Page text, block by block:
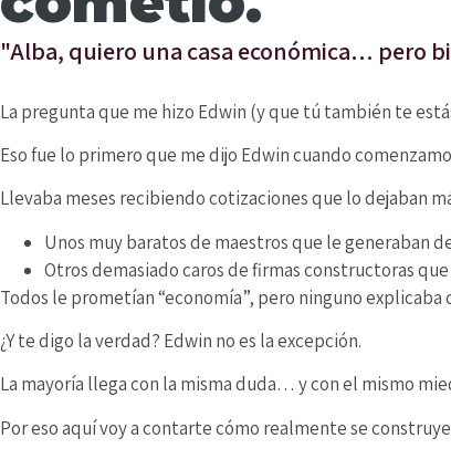
"Alba, quiero una casa económica… pero
La pregunta que me hizo Edwin (y que tú también te
Eso fue lo primero que me dijo Edwin cuando
Llevaba meses recibiendo cotizaciones que lo dejaban
Unos muy baratos de maestros que le generaban
Otros demasiado caros de firmas constructoras
Todos le prometían “economía”, pero ninguno
¿Y te digo la verdad? Edwin no es la excepción.
La mayoría llega con la misma duda… y con el mismo
Por eso aquí voy a contarte cómo realmente se